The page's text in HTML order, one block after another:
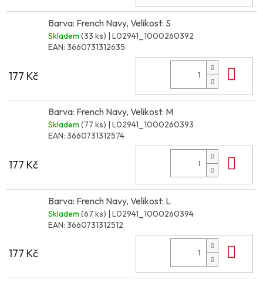
Barva: French Navy, Velikost: S
Skladem (33 ks) | L02941_1000260392
EAN: 3660731312635
177 Kč
Barva: French Navy, Velikost: M
Skladem (77 ks) | L02941_1000260393
EAN: 3660731312574
177 Kč
Barva: French Navy, Velikost: L
Skladem (67 ks) | L02941_1000260394
EAN: 3660731312512
177 Kč